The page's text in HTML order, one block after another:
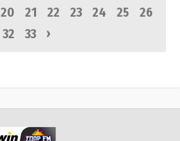
20 21 22 23 24 25
26
32 33 ›